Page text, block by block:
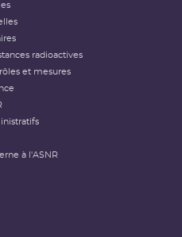
radioactives
et mesures
à l'ASNR